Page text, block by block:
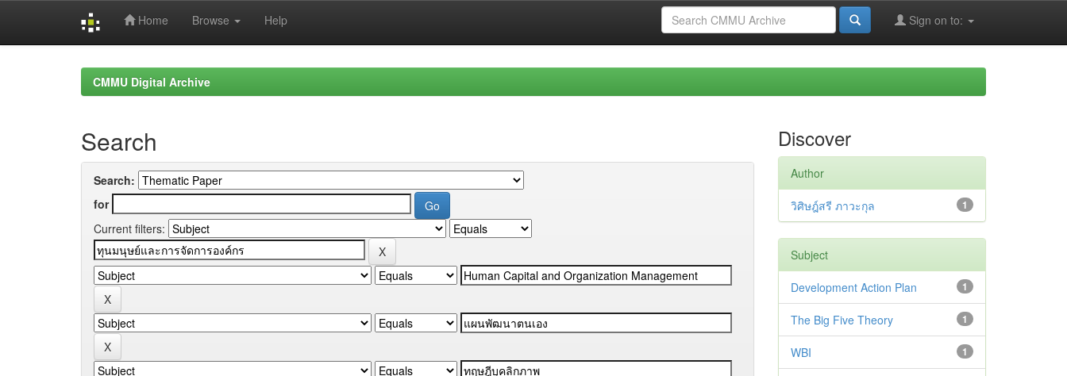
Home Browse Help Sign on to:
CMMU Digital Archive
Search
Search:
for
Current filters:
Discover
Author
1
วิศิษฎ์สรี ภาวะกุล
Subject
1
Development Action Plan
1
The Big Five Theory
1
WBI